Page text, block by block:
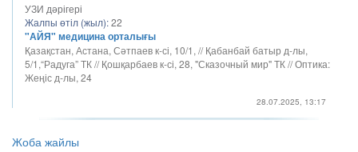
УЗИ дәрігері
Жалпы өтіл (жыл):22
"АЙЯ" медицина орталығы
Қазақстан, Астана, Сәтпаев к-сі, 10/1, // Қабанбай батыр д-лы,
5/1,“Радуга” ТК // Қошқарбаев к-сі, 28, "Сказочный мир" ТК // Оптика:
Жеңіс д-лы, 24
28.07.2025, 13:17
Жоба жайлы